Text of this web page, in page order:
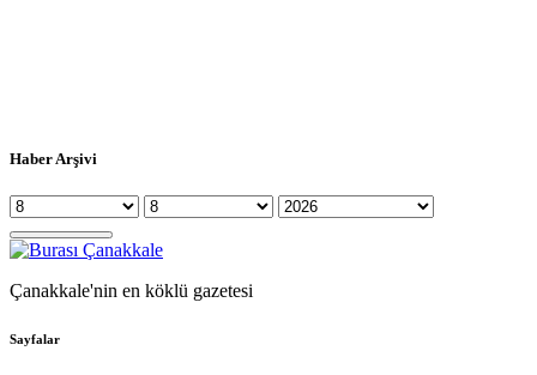
Haber Arşivi
Çanakkale'nin en köklü gazetesi
Sayfalar